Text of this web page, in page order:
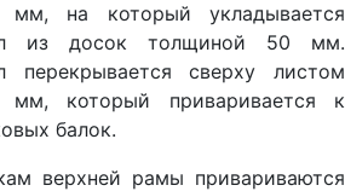
на который укладывается
из досок толщиной 50 мм.
перекрывается сверху листом
который приваривается к
балок.
верхней рамы привариваются